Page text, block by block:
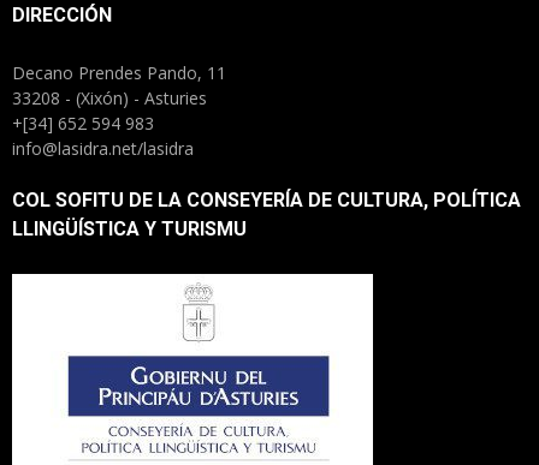
DIRECCIÓN
Decano Prendes Pando, 11
33208 - (Xixón) - Asturies
+[34] 652 594 983
info@lasidra.net/lasidra
COL SOFITU DE LA CONSEYERÍA DE CULTURA, POLÍTICA
LLINGÜÍSTICA Y TURISMU